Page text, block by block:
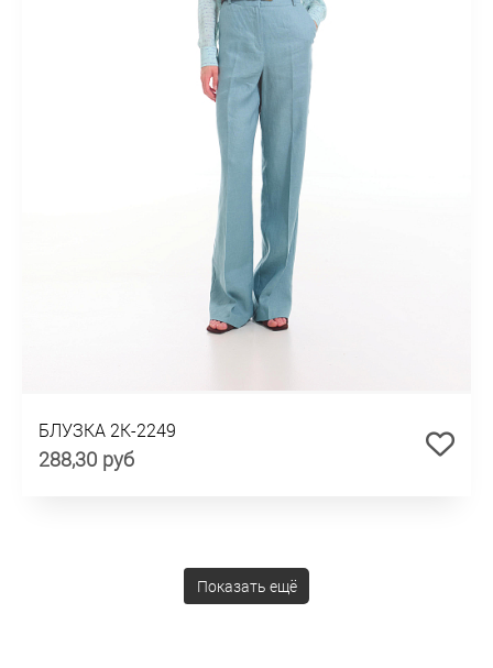
БЛУЗКА 2К-2249
288,30 руб
Показать ещё